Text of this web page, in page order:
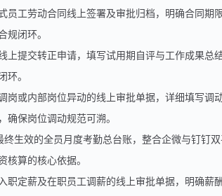
员工劳动合同线上签署及审批归档，明确合同
规闭环。
上提交转正申请，填写试用期自评与工作成果总
环。
岗或内部岗位异动的线上审批单据，详细填写
确保岗位调动规范可溯。
终生效的全员月度考勤总台账，整合企微与钉钉
核算的核心依据。
职定薪及在职员工调薪的线上审批单据，明确